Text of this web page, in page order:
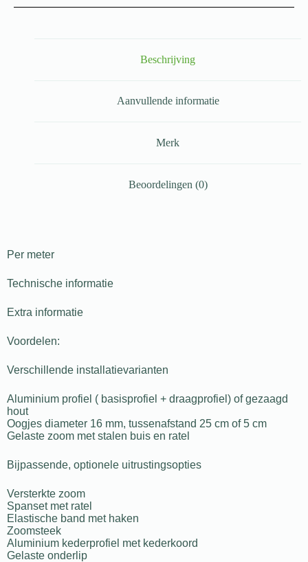
Beschrijving
Aanvullende informatie
Merk
Beoordelingen (0)
Per meter
Technische informatie
Extra informatie
Voordelen:
Verschillende installatievarianten
Aluminium profiel ( basisprofiel + draagprofiel) of gezaagd
hout
Oogjes diameter 16 mm, tussenafstand 25 cm of 5 cm
Gelaste zoom met stalen buis en ratel
Bijpassende, optionele uitrustingsopties
Versterkte zoom
Spanset met ratel
Elastische band met haken
Zoomsteek
Aluminium kederprofiel met kederkoord
Gelaste onderlip